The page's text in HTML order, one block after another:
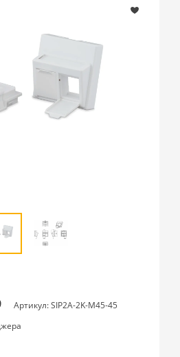
Артикул: SIP2A-2K-M45-45